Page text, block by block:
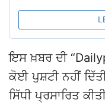
ਇਸ ਖ਼ਬਰ ਦੀ
ਕੋਈ ਪੁਸ਼ਟੀ ਨਹੀਂ
ਸਿੱਧੀ ਪ੍ਰਸਾਰਿਤ